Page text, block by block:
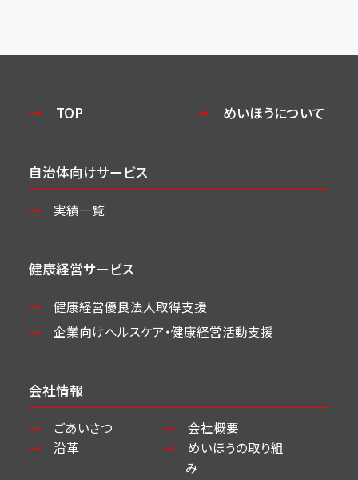
TOP めいほうについて
自治体向けサービス
実績一覧
健康経営サービス
健康経営優良法人取得支援
企業向けヘルスケア・健康経営活動支援
会社情報
ごあいさつ
会社概要
沿革
めいほうの取り組
み